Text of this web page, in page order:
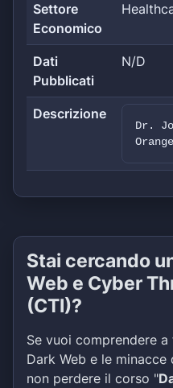
Settore
Economico
Dati
Pubblicati
N/D
Descrizione
Dr.
Stai cercando
Web e Cyber
(CTI)?
Se vuoi comprendere
Dark Web e le
non perdere il corso "